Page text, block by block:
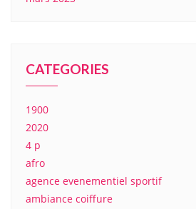
CATEGORIES
1900
2020
4 p
afro
agence evenementiel sportif
ambiance coiffure